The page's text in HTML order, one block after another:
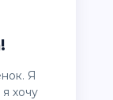
хочу